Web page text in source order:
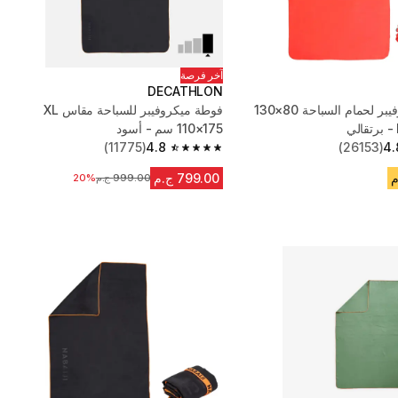
فوطة ميكروفيبر لحمام السباحة 80×130
(26153)
آخر فرصة
DECATHLON
فوطة ميكروفيبر للسباحة مقاس XL
110×175 سم - أسود
4.8
4.8 out of 5 stars from 11775 reviews
(11775)
799.00 ج.م السعر قبل التخفيض
999.00 ج.م 20%